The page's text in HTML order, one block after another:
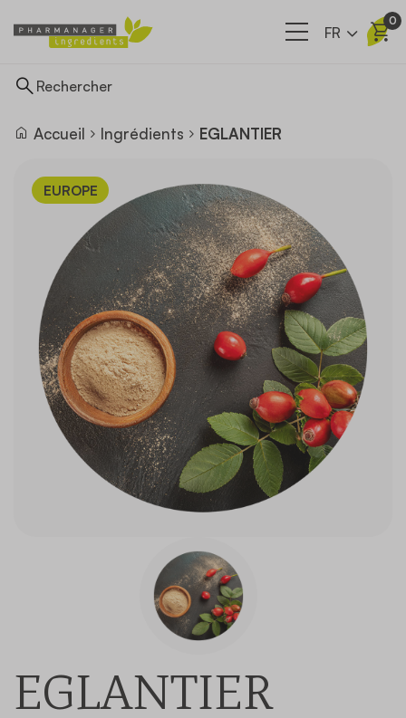
Nos filières
A propos
Actualités
Contact
FR
0
Accueil Ingrédients EGLANTIER
EUROPE
EGLANTIER